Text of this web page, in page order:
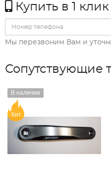
Купить в 1 клик
Мы перезвоним Вам и
Сопутствующие
В наличии
Хит